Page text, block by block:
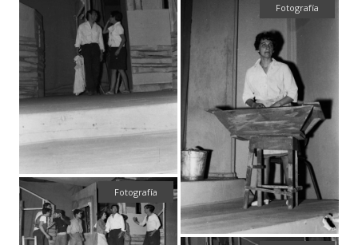
Fotografía
Fotografía